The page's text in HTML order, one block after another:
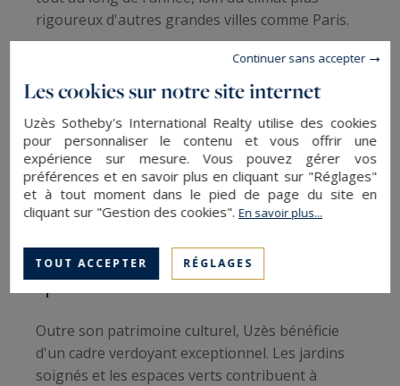
rigoureux d'autres grandes villes comme Paris.
S’ajoute à cet environnement exceptionnel, une
gastronomie locale raffinée. Uzès est un
retrouver ses marchés de producteurs, ses
restaurants étoilés et ses spécialités comme la
truffe noire du Gard. Ainsi, vous profiterez d’un
mode de vie équilibré, alliant bien-être et
gastronomie saine.
Un cadre naturel préservé et une connectivité
optimale
Outre son patrimoine culturel, Uzès bénéficie
d'un cadre verdoyant exceptionnel. Les jardins
soignés et les espaces verts contribuent à
Les cookies sur notre site internet
Uzès Sotheby's International Realty utilise des cookies
pour personnaliser le contenu et vous offrir une
expérience sur mesure. Vous pouvez gérer vos
préférences et en savoir plus en cliquant sur "Réglages"
et à tout moment dans le pied de page du site en
cliquant sur "Gestion des cookies".En savoir plus...
TOUT ACCEPTER RÉGLAGES
Continuer sans accepter